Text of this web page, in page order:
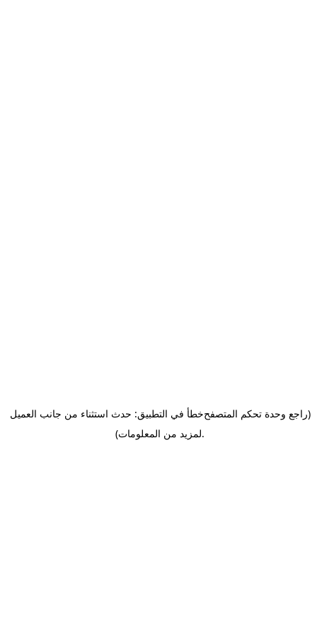
خطأ في التطبيق: حدث استثناء من جانب العميل(راجع وحدة تحكم المتصفح
لمزيد من المعلومات).